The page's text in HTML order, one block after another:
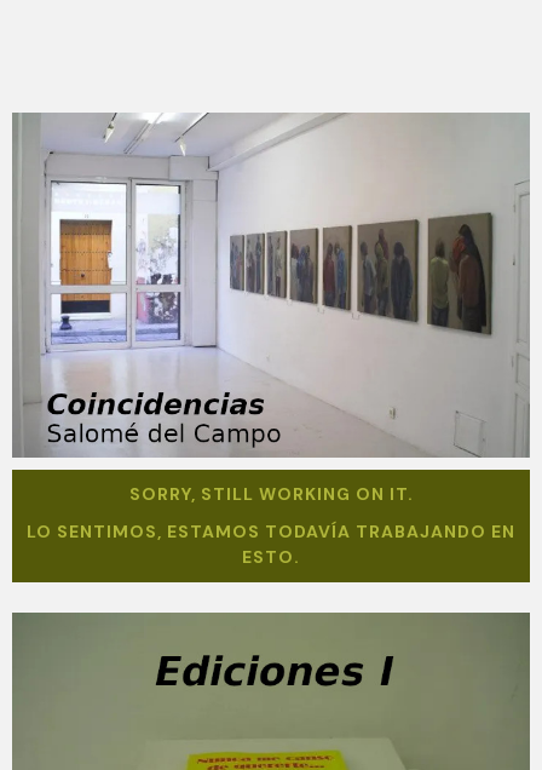
SORRY, STILL WORKING ON IT.
LO SENTIMOS, ESTAMOS TODAVÍA TRABAJANDO EN
ESTO.